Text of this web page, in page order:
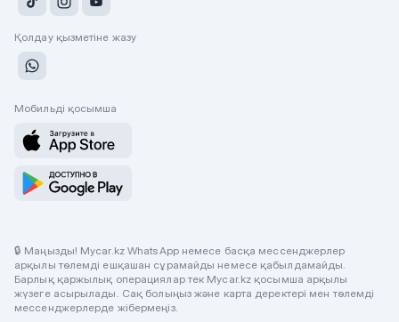
Қолдау қызметіне жазу
Мобильді қосымша
🔒 Маңызды! Mycar.kz WhatsApp немесе басқа мессенджерлер
арқылы төлемді ешқашан сұрамайды немесе қабылдамайды.
Барлық қаржылық операциялар тек Mycar.kz қосымша арқылы
жүзеге асырылады. Сақ болыңыз және карта деректері мен төлемді
мессенджерлерде жібермеңіз.